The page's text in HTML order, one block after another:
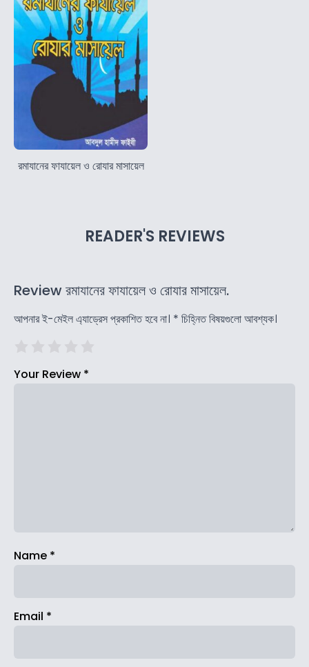
রমাযানের ফাযায়েল ও রোযার মাসায়েল
READER'S REVIEWS
Review রমাযানের ফাযায়েল ও রোযার মাসায়েল.
আপনার ই-মেইল এ্যাড্রেস প্রকাশিত হবে না। * চিহ্নিত বিষয়গুলো আবশ্যক।
Your Review *
Name *
Email *